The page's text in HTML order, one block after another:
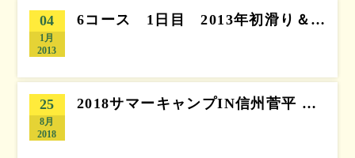
04
1月
2013
6コース 1日目 2013年初滑り＆…
25
8月
2018
2018サマーキャンプIN信州菅平 …